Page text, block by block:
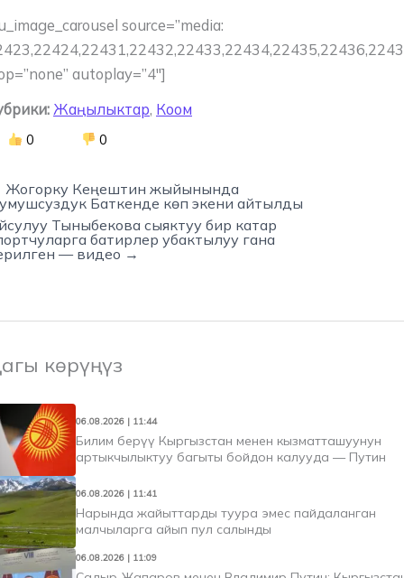
source=”media:
autoplay=”4″]
Жаңылыктар, Коом
0 0
Кеңештин жыйынында
Баткенде көп экени айтылды
Тыныбекова сыяктуу бир катар
батирлер убактылуу гана
— видео →
көрүңүз
06.08.2026 | 11:44
Билим берүү Кыргызстан менен кызматташуунун
артыкчылыктуу багыты бойдон калууда — Путин
06.08.2026 | 11:41
Нарында жайыттарды туура эмес пайдаланган
малчыларга айып пул салынды
06.08.2026 | 11:09